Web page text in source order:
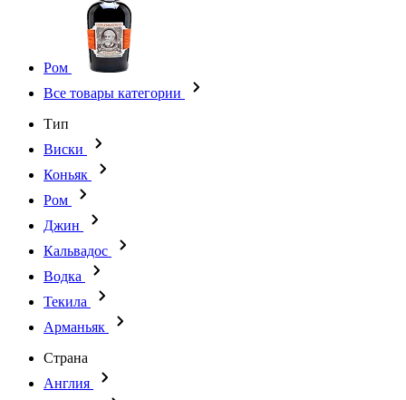
Ром
Все товары категории
Тип
Виски
Коньяк
Ром
Джин
Кальвадос
Водка
Текила
Арманьяк
Страна
Англия